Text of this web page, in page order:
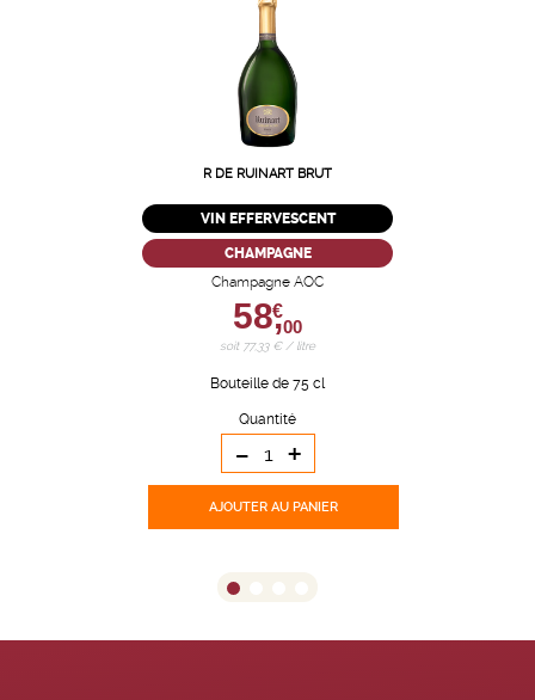
R DE RUINART BRUT
VIN EFFERVESCENT
CHAMPAGNE
Champagne AOC
58,
€
00
soit 77,33 € / litre
Bouteille de 75 cl
Quantité
- +
AJOUTER AU PANIER